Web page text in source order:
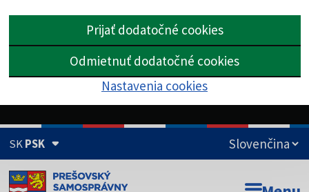
Prijať dodatočné cookies
Odmietnuť dodatočné cookies
Nastavenia cookies
SKPSK
Doména psk.sk je oficiálna